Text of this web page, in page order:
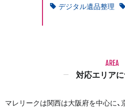
デジタル遺品整理
AREA
対応エリア
マレリークは関西は大阪府を中心に、